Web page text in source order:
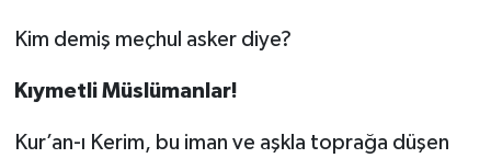
Kim demiş meçhul asker diye?
Kıymetli Müslümanlar!
Kur’an-ı Kerim, bu iman ve aşkla toprağa düşen